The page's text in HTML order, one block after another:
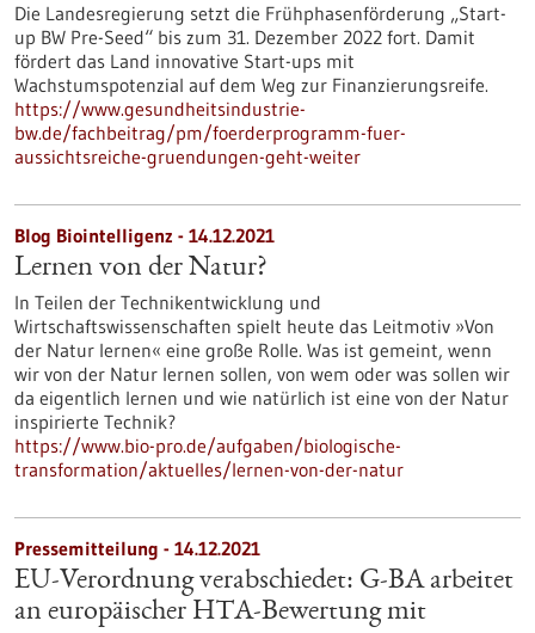
Die Landesregierung setzt die Frühphasenförderung „Start-
up BW Pre-Seed“ bis zum 31. Dezember 2022 fort. Damit
fördert das Land innovative Start-ups mit
Wachstumspotenzial auf dem Weg zur Finanzierungsreife.
https://www.gesundheitsindustrie-
bw.de/fachbeitrag/pm/foerderprogramm-fuer-
aussichtsreiche-gruendungen-geht-weiter
Blog Biointelligenz - 14.12.2021
Lernen von der Natur?
In Teilen der Technikentwicklung und
Wirtschaftswissenschaften spielt heute das Leitmotiv »Von
der Natur lernen« eine große Rolle. Was ist gemeint, wenn
wir von der Natur lernen sollen, von wem oder was sollen wir
da eigentlich lernen und wie natürlich ist eine von der Natur
inspirierte Technik?
https://www.bio-pro.de/aufgaben/biologische-
transformation/aktuelles/lernen-von-der-natur
Pressemitteilung - 14.12.2021
EU-Verordnung verabschiedet: G-BA arbeitet
an europäischer HTA-Bewertung mit